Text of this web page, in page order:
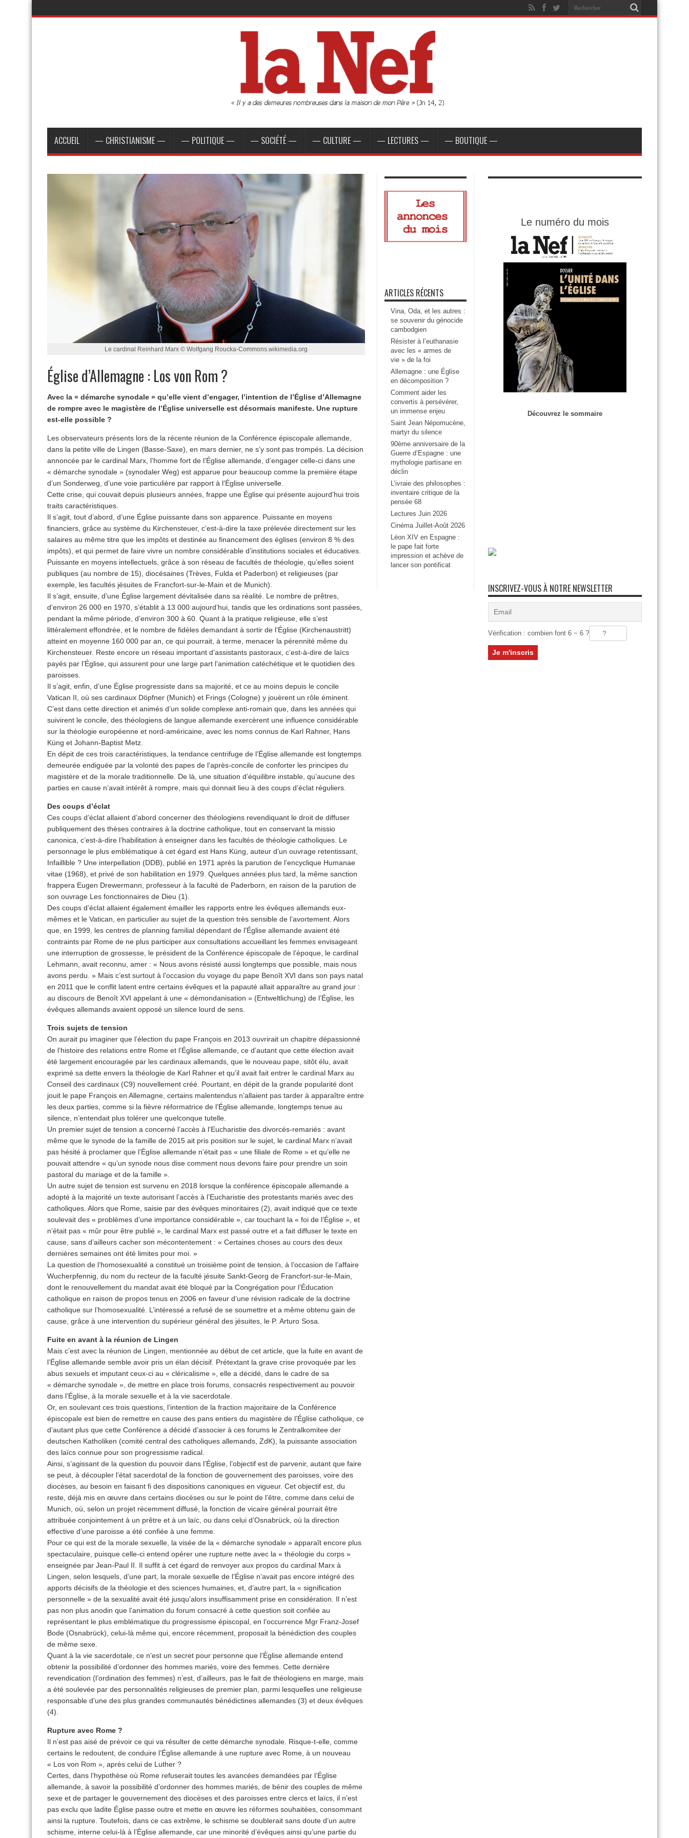
ACCUEIL — CHRISTIANISME — — POLITIQUE — — SOCIÉTÉ — — CULTURE — — LECTURES — — BOUTIQUE —
Le cardinal Reinhard Marx © Wolfgang Roucka-Commons.wikimedia.org
Église d’Allemagne : Los von Rom ?
Avec la « démarche synodale » qu’elle vient d’engager, l’intention de l’Église d’Allemagne
de rompre avec le magistère de l’Église universelle est désormais manifeste. Une rupture
est-elle possible ?
Les observateurs présents lors de la récente réunion de la Conférence épiscopale allemande,
dans la petite ville de Lingen (Basse-Saxe), en mars dernier, ne s’y sont pas trompés. La décision
annoncée par le cardinal Marx, l’homme fort de l’Église allemande, d’engager celle-ci dans une
« démarche synodale » (synodaler Weg) est apparue pour beaucoup comme la première étape
d’un Sonderweg, d’une voie particulière par rapport à l’Église universelle.
Cette crise, qui couvait depuis plusieurs années, frappe une Église qui présente aujourd’hui trois
traits caractéristiques.
Il s’agit, tout d’abord, d’une Église puissante dans son apparence. Puissante en moyens
financiers, grâce au système du Kirchensteuer, c’est-à-dire la taxe prélevée directement sur les
salaires au même titre que les impôts et destinée au financement des églises (environ 8 % des
impôts), et qui permet de faire vivre un nombre considérable d’institutions sociales et éducatives.
Puissante en moyens intellectuels, grâce à son réseau de facultés de théologie, qu’elles soient
publiques (au nombre de 15), diocésaines (Trèves, Fulda et Paderbon) et religieuses (par
exemple, les facultés jésuites de Francfort-sur-le-Main et de Munich).
Il s’agit, ensuite, d’une Église largement dévitalisée dans sa réalité. Le nombre de prêtres,
d’environ 26 000 en 1970, s’établit à 13 000 aujourd’hui, tandis que les ordinations sont passées,
pendant la même période, d’environ 300 à 60. Quant à la pratique religieuse, elle s’est
littéralement effondrée, et le nombre de fidèles demandant à sortir de l’Église (Kirchenaustritt)
atteint en moyenne 160 000 par an, ce qui pourrait, à terme, menacer la pérennité même du
Kirchensteuer. Reste encore un réseau important d’assistants pastoraux, c’est-à-dire de laïcs
payés par l’Église, qui assurent pour une large part l’animation catéchétique et le quotidien des
paroisses.
Il s’agit, enfin, d’une Église progressiste dans sa majorité, et ce au moins depuis le concile
Vatican II, où ses cardinaux Döpfner (Munich) et Frings (Cologne) y jouèrent un rôle éminent.
C’est dans cette direction et animés d’un solide complexe anti-romain que, dans les années qui
suivirent le concile, des théologiens de langue allemande exercèrent une influence considérable
sur la théologie européenne et nord-américaine, avec les noms connus de Karl Rahner, Hans
Küng et Johann-Baptist Metz.
En dépit de ces trois caractéristiques, la tendance centrifuge de l’Église allemande est longtemps
demeurée endiguée par la volonté des papes de l’après-concile de conforter les principes du
magistère et de la morale traditionnelle. De là, une situation d’équilibre instable, qu’aucune des
parties en cause n’avait intérêt à rompre, mais qui donnait lieu à des coups d’éclat réguliers.
Des coups d’éclat
Ces coups d’éclat allaient d’abord concerner des théologiens revendiquant le droit de diffuser
publiquement des thèses contraires à la doctrine catholique, tout en conservant la missio
canonica, c’est-à-dire l’habilitation à enseigner dans les facultés de théologie catholiques. Le
personnage le plus emblématique à cet égard est Hans Küng, auteur d’un ouvrage retentissant,
Infaillible ? Une interpellation (DDB), publié en 1971 après la parution de l’encyclique Humanae
vitae (1968), et privé de son habilitation en 1979. Quelques années plus tard, la même sanction
frappera Eugen Drewermann, professeur à la faculté de Paderborn, en raison de la parution de
son ouvrage Les fonctionnaires de Dieu (1).
Des coups d’éclat allaient également émailler les rapports entre les évêques allemands eux-
mêmes et le Vatican, en particulier au sujet de la question très sensible de l’avortement. Alors
que, en 1999, les centres de planning familial dépendant de l’Église allemande avaient été
contraints par Rome de ne plus participer aux consultations accueillant les femmes envisageant
une interruption de grossesse, le président de la Conférence épiscopale de l’époque, le cardinal
Lehmann, avait reconnu, amer : « Nous avons résisté aussi longtemps que possible, mais nous
avons perdu. » Mais c’est surtout à l’occasion du voyage du pape Benoît XVI dans son pays natal
en 2011 que le conflit latent entre certains évêques et la papauté allait apparaître au grand jour :
au discours de Benoît XVI appelant à une « démondanisation » (Entweltlichung) de l’Église, les
évêques allemands avaient opposé un silence lourd de sens.
Trois sujets de tension
On aurait pu imaginer que l’élection du pape François en 2013 ouvrirait un chapitre dépassionné
de l’histoire des relations entre Rome et l’Église allemande, ce d’autant que cette élection avait
été largement encouragée par les cardinaux allemands, que le nouveau pape, sitôt élu, avait
exprimé sa dette envers la théologie de Karl Rahner et qu’il avait fait entrer le cardinal Marx au
Conseil des cardinaux (C9) nouvellement créé. Pourtant, en dépit de la grande popularité dont
jouit le pape François en Allemagne, certains malentendus n’allaient pas tarder à apparaître entre
les deux parties, comme si la fièvre réformatrice de l’Église allemande, longtemps tenue au
silence, n’entendait plus tolérer une quelconque tutelle.
Un premier sujet de tension a concerné l’accès à l’Eucharistie des divorcés-remariés : avant
même que le synode de la famille de 2015 ait pris position sur le sujet, le cardinal Marx n’avait
pas hésité à proclamer que l’Église allemande n’était pas « une filiale de Rome » et qu’elle ne
pouvait attendre « qu’un synode nous dise comment nous devons faire pour prendre un soin
pastoral du mariage et de la famille ».
Un autre sujet de tension est survenu en 2018 lorsque la conférence épiscopale allemande a
adopté à la majorité un texte autorisant l’accès à l’Eucharistie des protestants mariés avec des
catholiques. Alors que Rome, saisie par des évêques minoritaires (2), avait indiqué que ce texte
soulevait des « problèmes d’une importance considérable », car touchant la « foi de l’Église », et
n’était pas « mûr pour être publié », le cardinal Marx est passé outre et a fait diffuser le texte en
cause, sans d’ailleurs cacher son mécontentement : « Certaines choses au cours des deux
dernières semaines ont été limites pour moi. »
La question de l’homosexualité a constitué un troisième point de tension, à l’occasion de l’affaire
Wucherpfennig, du nom du recteur de la faculté jésuite Sankt-Georg de Francfort-sur-le-Main,
dont le renouvellement du mandat avait été bloqué par la Congrégation pour l’Éducation
catholique en raison de propos tenus en 2006 en faveur d’une révision radicale de la doctrine
catholique sur l’homosexualité. L’intéressé a refusé de se soumettre et a même obtenu gain de
cause, grâce à une intervention du supérieur général des jésuites, le P. Arturo Sosa.
Fuite en avant à la réunion de Lingen
Mais c’est avec la réunion de Lingen, mentionnée au début de cet article, que la fuite en avant de
l’Église allemande semble avoir pris un élan décisif. Prétextant la grave crise provoquée par les
abus sexuels et imputant ceux-ci au « cléricalisme », elle a décidé, dans le cadre de sa
« démarche synodale », de mettre en place trois forums, consacrés respectivement au pouvoir
dans l’Église, à la morale sexuelle et à la vie sacerdotale.
Or, en soulevant ces trois questions, l’intention de la fraction majoritaire de la Conférence
épiscopale est bien de remettre en cause des pans entiers du magistère de l’Église catholique, ce
d’autant plus que cette Conférence a décidé d’associer à ces forums le Zentralkomitee der
deutschen Katholiken (comité central des catholiques allemands, ZdK), la puissante association
des laïcs connue pour son progressisme radical.
Ainsi, s’agissant de la question du pouvoir dans l’Église, l’objectif est de parvenir, autant que faire
se peut, à découpler l’état sacerdotal de la fonction de gouvernement des paroisses, voire des
diocèses, au besoin en faisant fi des dispositions canoniques en vigueur. Cet objectif est, du
reste, déjà mis en œuvre dans certains diocèses ou sur le point de l’être, comme dans celui de
Munich, où, selon un projet récemment diffusé, la fonction de vicaire général pourrait être
attribuée conjointement à un prêtre et à un laïc, ou dans celui d’Osnabrück, où la direction
effective d’une paroisse a été confiée à une femme.
Pour ce qui est de la morale sexuelle, la visée de la « démarche synodale » apparaît encore plus
spectaculaire, puisque celle-ci entend opérer une rupture nette avec la « théologie du corps »
enseignée par Jean-Paul II. Il suffit à cet égard de renvoyer aux propos du cardinal Marx à
Lingen, selon lesquels, d’une part, la morale sexuelle de l’Église n’avait pas encore intégré des
apports décisifs de la théologie et des sciences humaines, et, d’autre part, la « signification
personnelle » de la sexualité avait été jusqu’alors insuffisamment prise en considération. Il n’est
pas non plus anodin que l’animation du forum consacré à cette question soit confiée au
représentant le plus emblématique du progressisme épiscopal, en l’occurrence Mgr Franz-Josef
Bode (Osnabrück), celui-là même qui, encore récemment, proposait la bénédiction des couples
de même sexe.
Quant à la vie sacerdotale, ce n’est un secret pour personne que l’Église allemande entend
obtenir la possibilité d’ordonner des hommes mariés, voire des femmes. Cette dernière
revendication (l’ordination des femmes) n’est, d’ailleurs, pas le fait de théologiens en marge, mais
a été soulevée par des personnalités religieuses de premier plan, parmi lesquelles une religieuse
responsable d’une des plus grandes communautés bénédictines allemandes (3) et deux évêques
(4).
Rupture avec Rome ?
Il n’est pas aisé de prévoir ce qui va résulter de cette démarche synodale. Risque-t-elle, comme
certains le redoutent, de conduire l’Église allemande à une rupture avec Rome, à un nouveau
« Los von Rom », après celui de Luther ?
Certes, dans l’hypothèse où Rome refuserait toutes les avancées demandées par l’Église
allemande, à savoir la possibilité d’ordonner des hommes mariés, de bénir des couples de même
sexe et de partager le gouvernement des diocèses et des paroisses entre clercs et laïcs, il n’est
pas exclu que ladite Église passe outre et mette en œuvre les réformes souhaitées, consommant
ainsi la rupture. Toutefois, dans ce cas extrême, le schisme se doublerait sans doute d’un autre
schisme, interne celui-là à l’Église allemande, car une minorité d’évêques ainsi qu’une partie du
ARTICLES RÉCENTS
Vina, Oda, et les autres :
se souvenir du génocide
cambodgien
Résister à l’euthanasie
avec les « armes de
vie » de la foi
Allemagne : une Église
en décomposition ?
Comment aider les
convertis à persévérer,
un immense enjeu
Saint Jean Népomucène,
martyr du silence
90ème anniversaire de la
Guerre d’Espagne : une
mythologie partisane en
déclin
L’ivraie des philosophes :
inventaire critique de la
pensée 68
Lectures Juin 2026
Cinéma Juillet-Août 2026
Léon XIV en Espagne :
le pape fait forte
impression et achève de
lancer son pontificat
Le numéro du mois
Découvrez le sommaire
INSCRIVEZ-VOUS À NOTRE NEWSLETTER
Vérification : combien font 6 − 6 ?